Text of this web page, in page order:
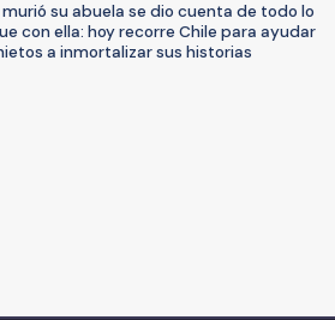
su abuela se dio cuenta de todo lo
con ella: hoy recorre Chile para ayudar
a inmortalizar sus historias